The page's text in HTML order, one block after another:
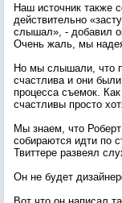
Наш источник также
действительно
слышал», - добавил
Очень жаль, мы
Но мы слышали, что
счастлива и они
процесса съемок.
счастливы просто
Мы знаем, что
собираются идти по
Твиттере развеял
Он не будет